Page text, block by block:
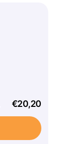
€20,20